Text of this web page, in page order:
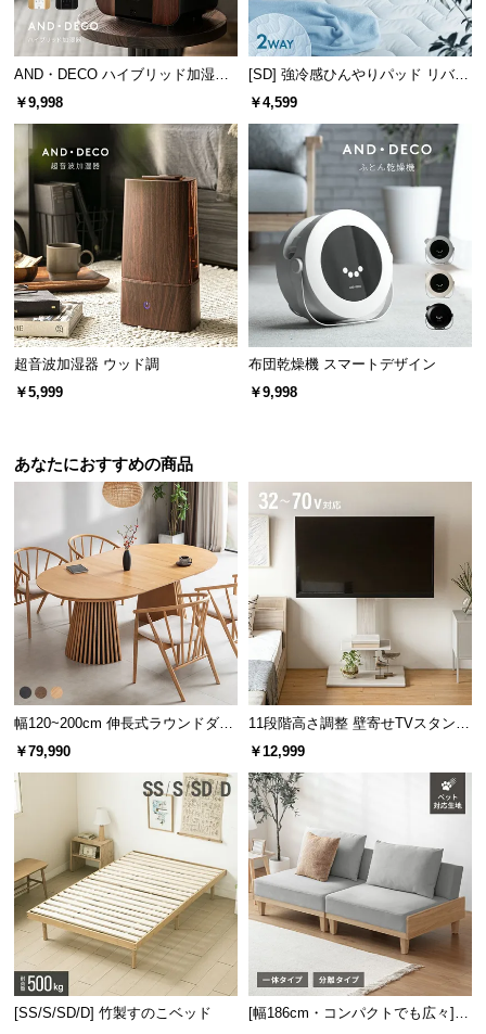
搬
経
路
に
つ
い
て
返
品・
キ
ャ
ン
セ
ル
い
保
証
に
つ
て
会
員
い
て
客
AND・DECO ハイブリッド加湿器
ステンレス振動子モデル 木目調
￥9,998
[SD] 強冷感ひんやりパッド リバー
シブル プレミアム 速乾 抗菌 洗え
￥4,599
超音波加湿器 ウッド調
￥5,999
布団乾燥機 スマートデザイン
￥9,998
あなたにおすすめの商品
幅120~200cm 伸長式ラウンドダイ
ニングテーブル 6人掛け 天然木突
￥79,990
11段階高さ調整 壁寄せTVスタンド
キャスター付き 上下左右角度調節
￥12,999
[SS/S/SD/D] 竹製すのこベッド
[幅186cm・コンパクトでも広々] 3